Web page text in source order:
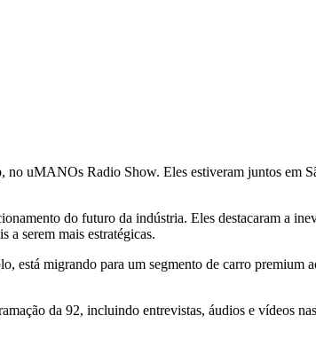
uMANOs Radio Show. Eles estiveram juntos em
do futuro da indústria. Eles destacaram a
a serem mais estratégicas.
migrando para um segmento de carro premium
da 92, incluindo entrevistas, áudios e vídeos